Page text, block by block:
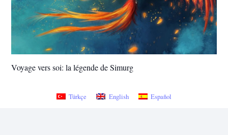
Voyage vers soi: la légende de Simurg
Türkçe English Español